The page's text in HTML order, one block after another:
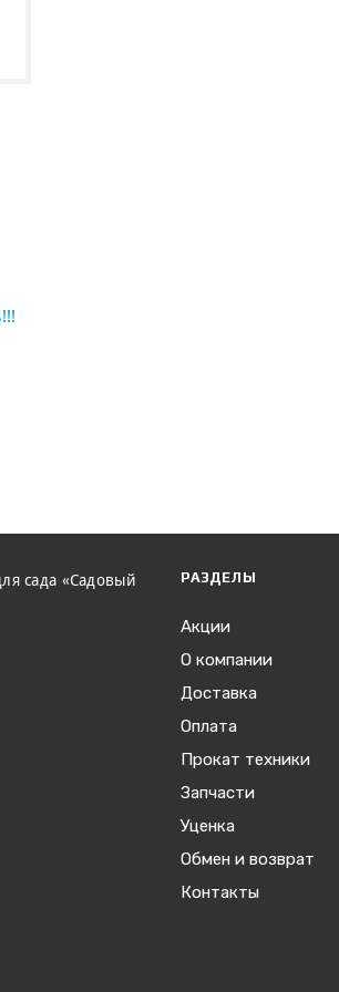
сада «Садовый
РАЗДЕЛЫ
Акции
О компании
Доставка
Оплата
Прокат техники
Запчасти
Уценка
Обмен и возврат
Контакты